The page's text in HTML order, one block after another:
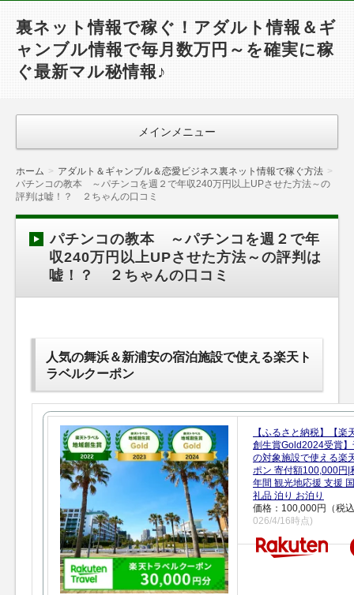
裏ネット情報で稼ぐ！アダルト情報＆ギ
ャンブル情報で毎月数万円～を確実に稼
ぐ最新マル秘情報♪
メインメニュー
ホーム
アダルト＆ギャンブル＆恋愛ビジネス裏ネット情報で稼ぐ方法
パチンコの教本 ～パチンコを週２で年収240万円以上UPさせた方法～の
評判は嘘！？ ２ちゃんの口コミ
パチンコの教本 ～パチンコを週２で年
収240万円以上UPさせた方法～の評判は
嘘！？ ２ちゃんの口コミ
人気の舞浜＆新浦安の宿泊施設で使える楽天ト
ラベルクーポン
【ふるさと納税】【楽
創生賞Gold2024受賞
の対象施設で使える楽
ポン 寄付額100,000円|
年間 観光地応援 支援
礼品 泊り お泊り
価格：100,000円（税
026/4/16時点)